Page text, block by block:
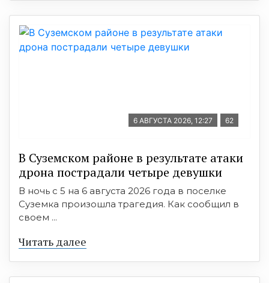
6 АВГУСТА 2026, 12:27 62
В Суземском районе в результате атаки
дрона пострадали четыре девушки
В ночь с 5 на 6 августа 2026 года в поселке
Суземка произошла трагедия. Как сообщил в
своем ...
Читать далее